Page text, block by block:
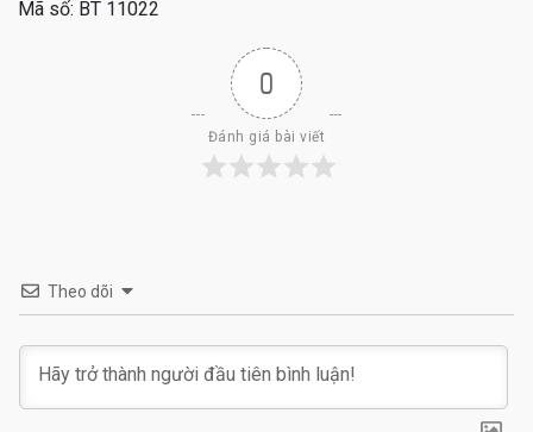
Mã số: BT 11022
0
Đánh giá bài viết
Theo dõi